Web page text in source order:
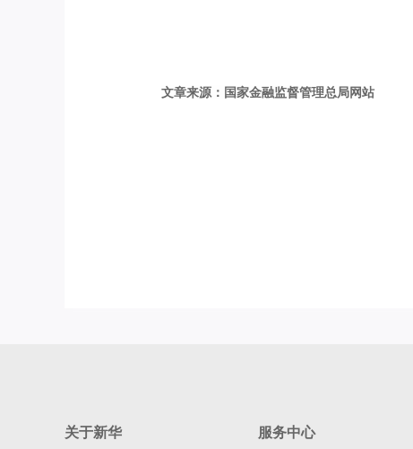
文章来源：国家金融监督管理总局网站
关于新华 服务中心